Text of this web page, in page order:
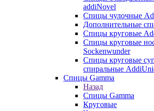
addiNovel
Спицы чулочные
Дополнительные
Спицы круговые
Спицы круговые
Sockenwunder
Спицы круговые
спиральные
Спицы Gamma
Назад
Спицы Gamma
Круговые